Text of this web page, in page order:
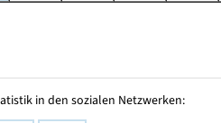
in den sozialen Netzwerken: